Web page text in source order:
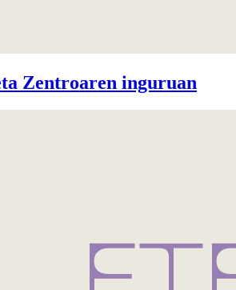
Zentroaren inguruan